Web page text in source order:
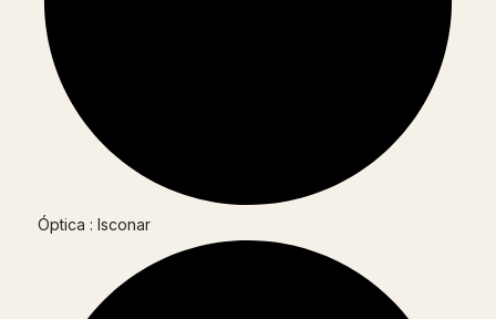
Óptica : Isconar